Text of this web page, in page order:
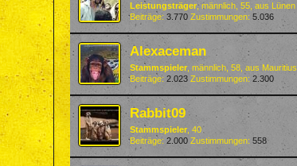
Leistungsträger, männlich, 55,aus Lünen
Beiträge: 3.770 Zustimmungen: 5.036
Alexaceman
Stammspieler , männlich, 58,aus Mauritius
Beiträge: 2.023 Zustimmungen: 2.300
Rabbit09
Stammspieler , 40
Beiträge: 2.000 Zustimmungen: 558